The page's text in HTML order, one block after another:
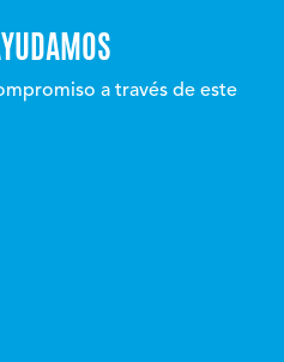
a través de este